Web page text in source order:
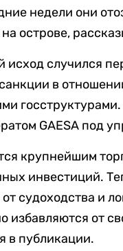
недели они
на острове,
исход случился
в
GAESA под
крупнейшим
инвестиций.
судоходства и
избавляются от
в публикации.